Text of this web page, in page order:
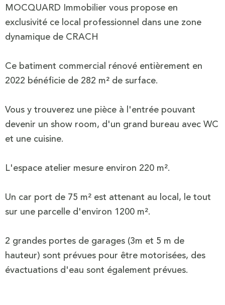
MOCQUARD Immobilier vous propose en
exclusivité ce local professionnel dans une zone
dynamique de CRACH
Ce batiment commercial rénové entièrement en
2022 bénéficie de 282 m² de surface.
Vous y trouverez une pièce à l'entrée pouvant
devenir un show room, d'un grand bureau avec WC
et une cuisine.
L'espace atelier mesure environ 220 m².
Un car port de 75 m² est attenant au local, le tout
sur une parcelle d'environ 1200 m².
2 grandes portes de garages (3m et 5 m de
hauteur) sont prévues pour être motorisées, des
évactuations d'eau sont également prévues.